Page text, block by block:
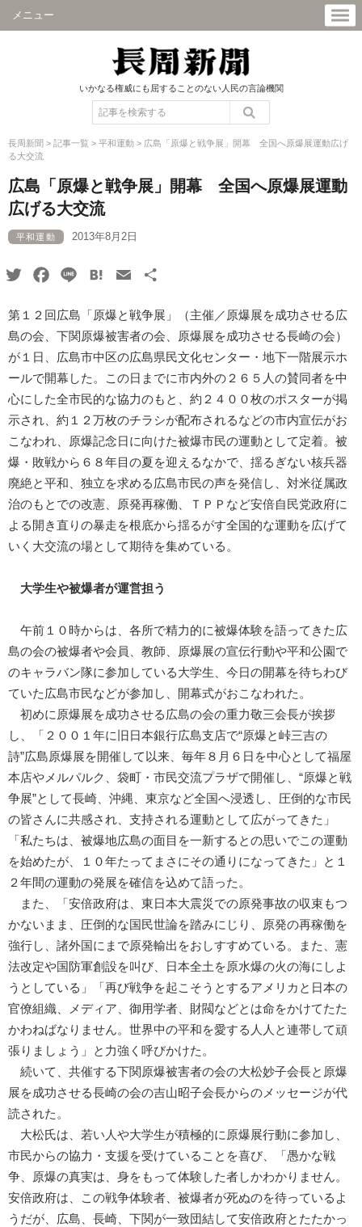
メニュー
いかなる権威にも屈することのない人民の言論機関
長周新聞 > 記事一覧 > 平和運動 > 広島「原爆と戦争展」開幕 全国へ原爆展運動広げ
る大交流
広島「原爆と戦争展」開幕 全国へ原爆展運動
広げる大交流
平和運動 2013年8月2日
TwitterFacebook
Line HatenaEmail
第１２回広島「原爆と戦争展」（主催／原爆展を成功させる広
島の会、下関原爆被害者の会、原爆展を成功させる長崎の会）
が１日、広島市中区の広島県民文化センター・地下一階展示ホ
ールで開幕した。この日までに市内外の２６５人の賛同者を中
心にした全市民的な協力のもと、約２４００枚のポスターが掲
示され、約１２万枚のチラシが配布されるなどの市内宣伝がお
こなわれ、原爆記念日に向けた被爆市民の運動として定着。被
爆・敗戦から６８年目の夏を迎えるなかで、揺るぎない核兵器
廃絶と平和、独立を求める広島市民の声を発信し、対米従属政
治のもとでの改憲、原発再稼働、ＴＰＰなど安倍自民党政府に
よる開き直りの暴走を根底から揺るがす全国的な運動を広げて
いく大交流の場として期待を集めている。
大学生や被爆者が運営担う
午前１０時からは、各所で精力的に被爆体験を語ってきた広
島の会の被爆者や会員、教師、原爆展の宣伝行動や平和公園で
のキャラバン隊に参加している大学生、今日の開幕を待ちわび
ていた広島市民などが参加し、開幕式がおこなわれた。
初めに原爆展を成功させる広島の会の重力敬三会長が挨拶
し、「２００１年に旧日本銀行広島支店で“原爆と峠三吉の
詩”広島原爆展を開催して以来、毎年８月６日を中心として福屋
本店やメルパルク、袋町・市民交流プラザで開催し、“原爆と戦
争展”として長崎、沖縄、東京など全国へ浸透し、圧倒的な市民
の皆さんに共感され、支持される運動として広がってきた」
「私たちは、被爆地広島の面目を一新するとの思いでこの運動
を始めたが、１０年たってまさにその通りになってきた」と１
２年間の運動の発展を確信を込めて語った。
また、「安倍政府は、東日本大震災での原発事故の収束もつ
かないまま、圧倒的な国民世論を踏みにじり、原発の再稼働を
強行し、諸外国にまで原発輸出をおしすすめている。また、憲
法改定や国防軍創設を叫び、日本全土を原水爆の火の海にしよ
うとしている」「再び戦争を起こそうとするアメリカと日本の
官僚組織、メディア、御用学者、財閥などとは命をかけてたた
かわねばなりません。世界中の平和を愛する人人と連帯して頑
張りましょう」と力強く呼びかけた。
続いて、共催する下関原爆被害者の会の大松妙子会長と原爆
展を成功させる長崎の会の吉山昭子会長からのメッセージが代
読された。
大松氏は、若い人や大学生が積極的に原爆展行動に参加し、
市民からの協力・支援を受けていることを喜び、「愚かな戦
争、原爆の真実は、身をもって体験した者しかわかりません。
安倍政府は、この戦争体験者、被爆者が死ぬのを待っているよ
うだが、広島、長崎、下関が一致団結して安倍政府とたたかっ